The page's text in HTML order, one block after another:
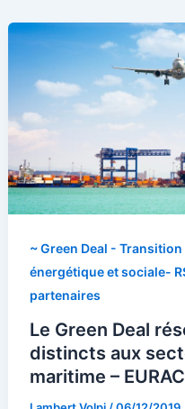
~ Green Deal -
énergétique et sociale-
partenaires
Le Green Deal
distincts aux
maritime –